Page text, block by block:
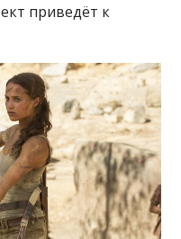
приведёт к